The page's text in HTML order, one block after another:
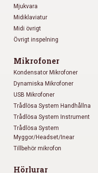
Mjukvara
Midiklaviatur
Midi övrigt
Övrigt inspelning
Mikrofoner
Kondensator Mikrofoner
Dynamiska Mikrofoner
USB Mikrofoner
Trådlösa System Handhållna
Trådlösa System Instrument
Trådlösa System
Myggor/Headset/Inear
Tillbehör mikrofon
Hörlurar